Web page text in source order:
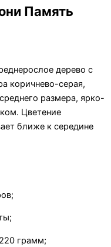
Память
дерево с
коричнево-серая,
размера, ярко-
Цветение
ближе к середине
грамм;